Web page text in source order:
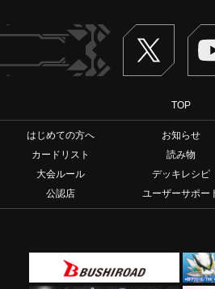
Twitter
TOP
はじめての方へ お知らせ
カードリスト
読み物
大会ルール
デッキレシピ
公認店
ユーザーサポー